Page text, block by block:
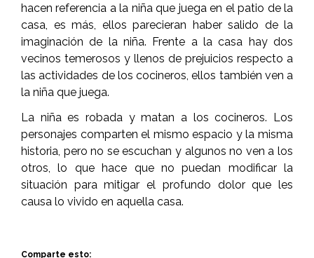
hacen referencia a la niña que juega en el patio de la
casa, es más, ellos parecieran haber salido de la
imaginación de la niña. Frente a la casa hay dos
vecinos temerosos y llenos de prejuicios respecto a
las actividades de los cocineros, ellos también ven a
la niña que juega.
La niña es robada y matan a los cocineros. Los
personajes comparten el mismo espacio y la misma
historia, pero no se escuchan y algunos no ven a los
otros, lo que hace que no puedan modificar la
situación para mitigar el profundo dolor que les
causa lo vivido en aquella casa.
Comparte esto: